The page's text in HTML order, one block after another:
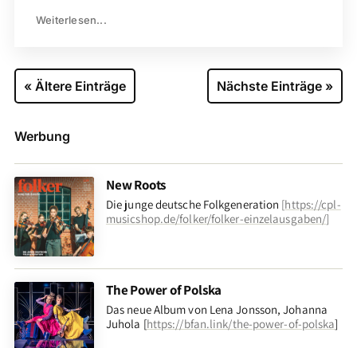
Weiterlesen...
« Ältere Einträge Nächste Einträge »
Werbung
New Roots
Die junge deutsche Folkgeneration [https://cpl-
musicshop.de/folker/folker-einzelausgaben/]
The Power of Polska
Das neue Album von Lena Jonsson, Johanna
Juhola [https://bfan.link/the-power-of-polska]